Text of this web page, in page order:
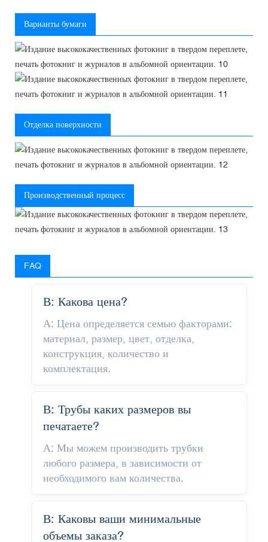
Варианты бумаги
Отделка поверхности
Производственный процесс
FAQ
В: Какова цена?
А: Цена определяется семью факторами:
материал, размер, цвет, отделка,
конструкция, количество и
комплектация.
В: Трубы каких размеров вы
печатаете?
А: Мы можем производить трубки
любого размера, в зависимости от
необходимого вам количества.
В: Каковы ваши минимальные
объемы заказа?